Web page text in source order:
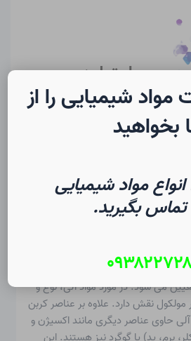
سایت لرن
شیمی
گروه های عملکردی
می شود. در مورد مواد آلی، نوع و
مولکول نقش دارد. علاوه بر عناصر کربن
حاوی عناصر دیگری مانند اکسیژن و
برم، ید) یا گوگرد نیز هستند. این
شیمیایی را از
بخواهید
مواد شیمیایی
تماس بگیرید.